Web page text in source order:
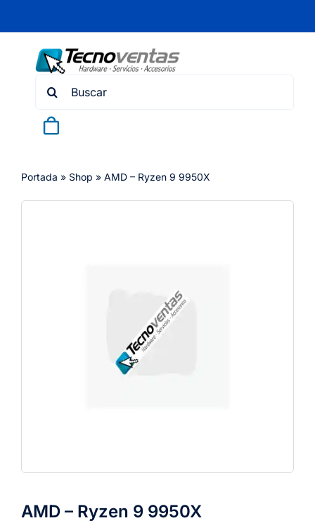
content
Search
Portada » Shop » AMD – Ryzen 9 9950X
AMD – Ryzen 9 9950X